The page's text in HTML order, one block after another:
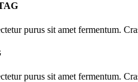
purus sit amet fermentum.
purus sit amet fermentum.